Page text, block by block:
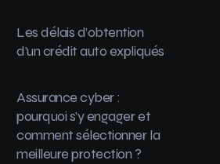
Les délais d’obtention
d’un crédit auto expliqués
Assurance cyber :
pourquoi s’y engager et
comment sélectionner la
meilleure protection ?